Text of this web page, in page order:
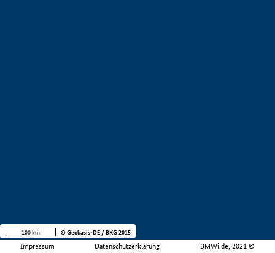
Impressum Datenschutzerklärung BMWi.de, 2021 ©
100 km © Geobasis-DE / BKG 2015